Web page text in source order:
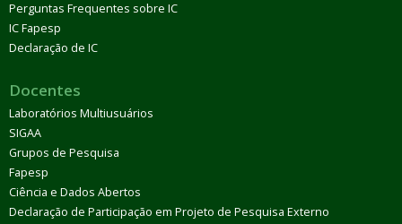
Perguntas Frequentes sobre IC
IC Fapesp
Declaração de IC
Docentes
Laboratórios Multiusuários
SIGAA
Grupos de Pesquisa
Fapesp
Ciência e Dados Abertos
Declaração de Participação em Projeto de Pesquisa Externo